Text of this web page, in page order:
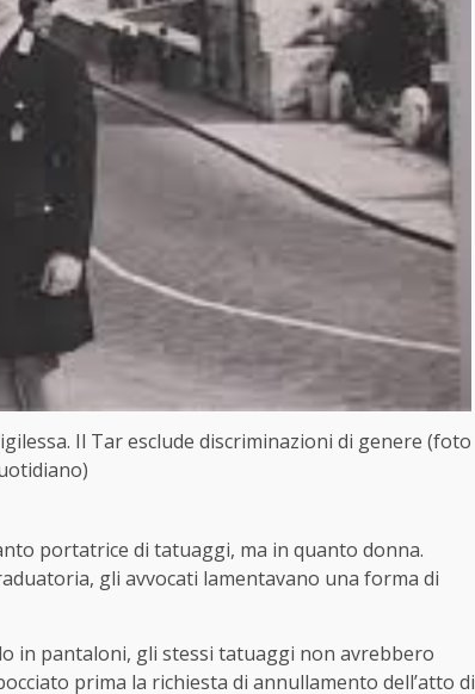
Il Tar esclude discriminazioni di genere (foto
portatrice di tatuaggi, ma in quanto donna.
gli avvocati lamentavano una forma di
in pantaloni, gli stessi tatuaggi non avrebbero
prima la richiesta di annullamento dell’atto di